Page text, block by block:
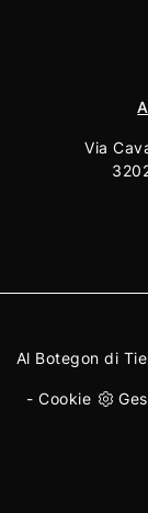
Via
Al Botegon di
-Cookie